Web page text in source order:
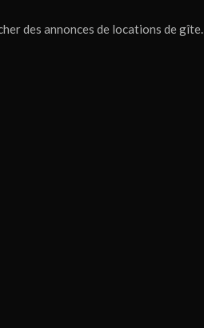
des annonces de locations de gîte.